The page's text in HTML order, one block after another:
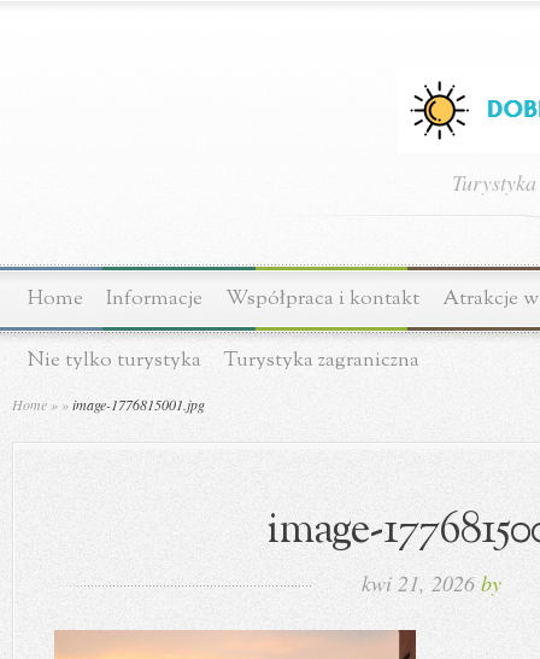
Home Informacje Współpraca i kontakt Atrakcje
Nie tylko turystyka Turystyka zagraniczna
Home » »image-1776815001.jpg
image-
kwi 21, 2026 by